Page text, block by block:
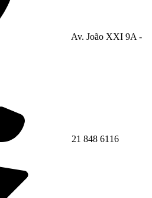
Av. João XXI 9A -
21 848 6116